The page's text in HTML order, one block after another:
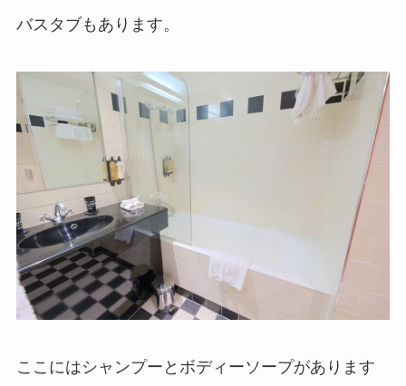
バスタブもあります。
ここにはシャンプーとボディーソープがあります